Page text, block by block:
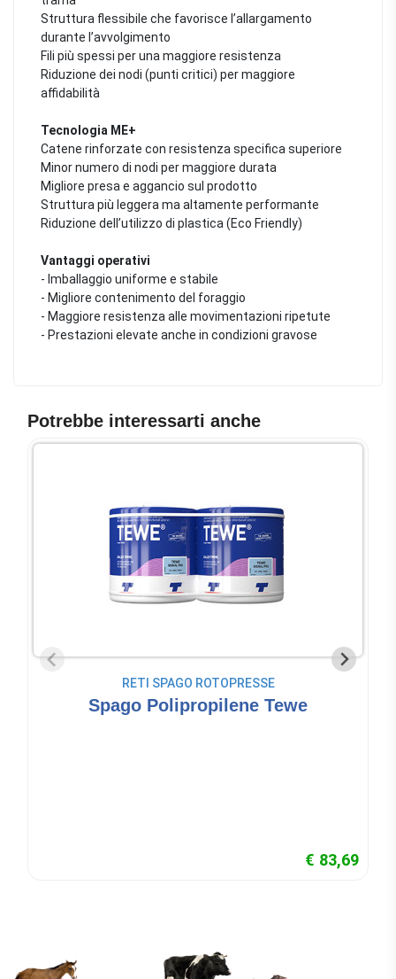
Struttura flessibile che favorisce l’allargamento
durante l’avvolgimento
Fili più spessi per una maggiore resistenza
Riduzione dei nodi (punti critici) per maggiore
affidabilità
Tecnologia ME+
Catene rinforzate con resistenza specifica superiore
Minor numero di nodi per maggiore durata
Migliore presa e aggancio sul prodotto
Struttura più leggera ma altamente performante
Riduzione dell’utilizzo di plastica (Eco Friendly)
Vantaggi operativi
- Imballaggio uniforme e stabile
- Migliore contenimento del foraggio
- Maggiore resistenza alle movimentazioni ripetute
- Prestazioni elevate anche in condizioni gravose
Potrebbe interessarti anche
RETI SPAGO ROTOPRESSE
Spago Polipropilene Tewe
€ 83,69